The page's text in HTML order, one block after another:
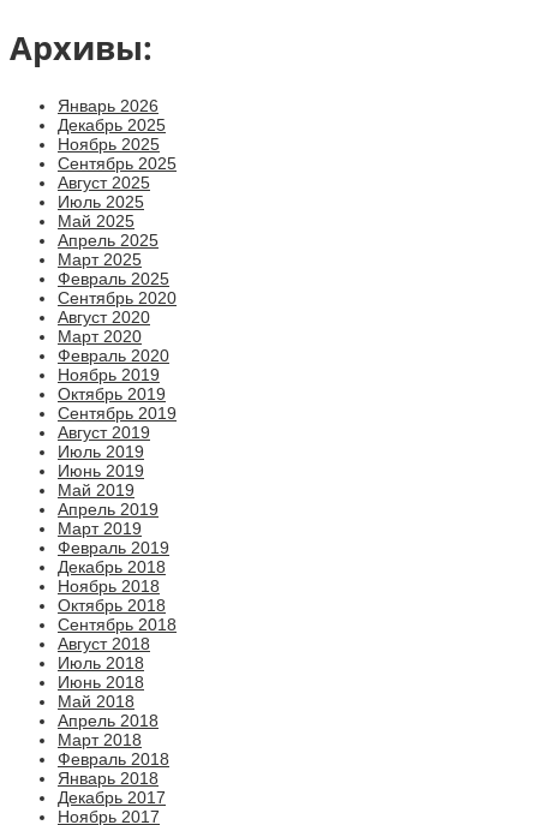
Архивы:
Январь 2026
Декабрь 2025
Ноябрь 2025
Сентябрь 2025
Август 2025
Июль 2025
Май 2025
Апрель 2025
Март 2025
Февраль 2025
Сентябрь 2020
Август 2020
Март 2020
Февраль 2020
Ноябрь 2019
Октябрь 2019
Сентябрь 2019
Август 2019
Июль 2019
Июнь 2019
Май 2019
Апрель 2019
Март 2019
Февраль 2019
Декабрь 2018
Ноябрь 2018
Октябрь 2018
Сентябрь 2018
Август 2018
Июль 2018
Июнь 2018
Май 2018
Апрель 2018
Март 2018
Февраль 2018
Январь 2018
Декабрь 2017
Ноябрь 2017